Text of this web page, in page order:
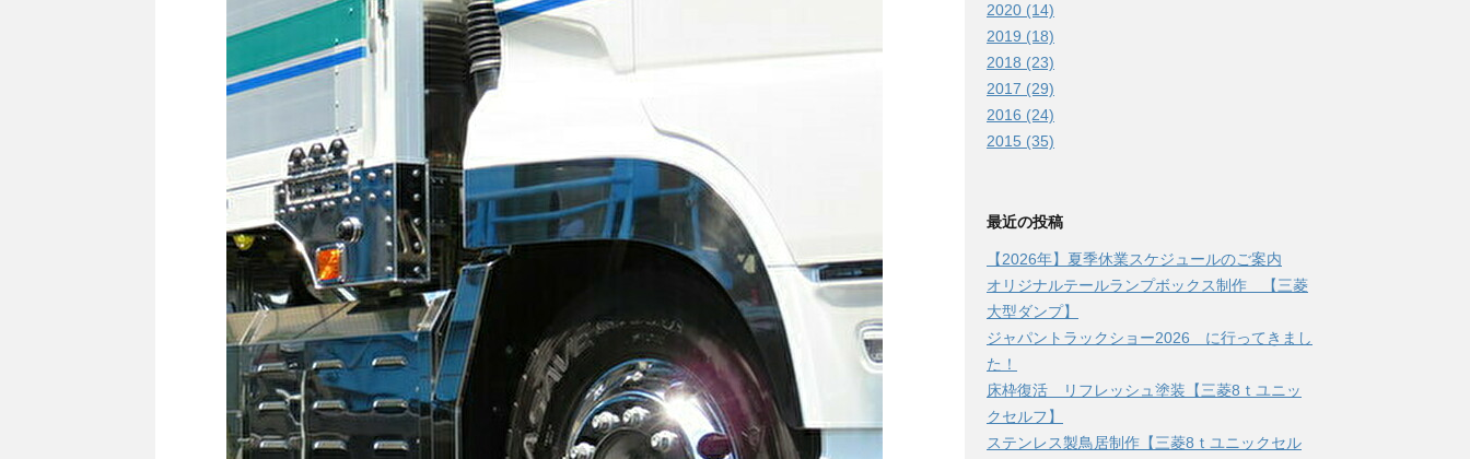
2020 (14)
2019 (18)
2018 (23)
2017 (29)
2016 (24)
2015 (35)
最近の投稿
【2026年】夏季休業スケジュールのご案内
オリジナルテールランプボックス制作 【三菱
大型ダンプ】
ジャパントラックショー2026 に行ってきまし
た！
床枠復活 リフレッシュ塗装【三菱8ｔユニッ
クセルフ】
ステンレス製鳥居制作【三菱8ｔユニックセル